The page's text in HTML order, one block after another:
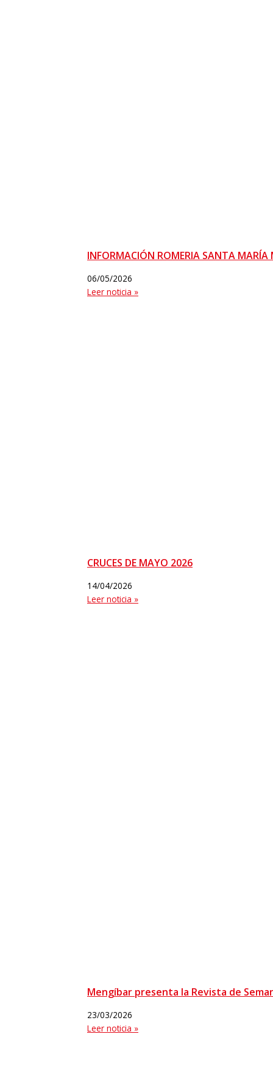
INFORMACIÓN ROMERIA SANTA
06/05/2026
Leer noticia »
CRUCES DE MAYO 2026
14/04/2026
Leer noticia »
Mengíbar presenta la Revista de
23/03/2026
Leer noticia »